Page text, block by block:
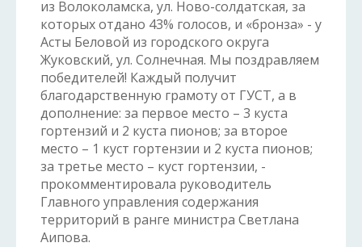
из Волоколамска, ул. Ново-солдатская, за
которых отдано 43% голосов, и «бронза» - у
Асты Беловой из городского округа
Жуковский, ул. Солнечная. Мы поздравляем
победителей! Каждый получит
благодарственную грамоту от ГУСТ, а в
дополнение: за первое место – 3 куста
гортензий и 2 куста пионов; за второе
место – 1 куст гортензии и 2 куста пионов;
за третье место – куст гортензии, -
прокомментировала руководитель
Главного управления содержания
территорий в ранге министра Светлана
Аипова.